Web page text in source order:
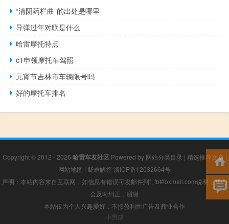
“清阴药栏曲”的出处是哪里
导弹过年对联是什么
哈雷摩托特点
c1申领摩托车驾照
元宵节吉林市车辆限号吗
好的摩托车排名
Copyright © 2012 - 2026 哈雷车友社区Powered by 网站分类目录 | 精选推荐文章 |
网站地图 | 疑难解答 浙ICP备12032664号
声明：本站内容来自互联网，如信息有错误可发邮件到f_fb#foxmail.com说明，我们
会及时纠正，谢谢
本站仅为个人兴趣爱好，不接盈利性广告及商业合作
小男孩